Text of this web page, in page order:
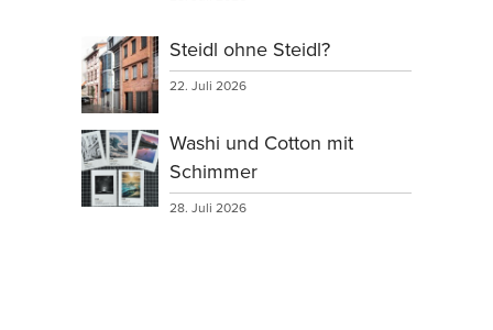
Steidl ohne Steidl?
22. Juli 2026
Washi und Cotton mit
Schimmer
28. Juli 2026